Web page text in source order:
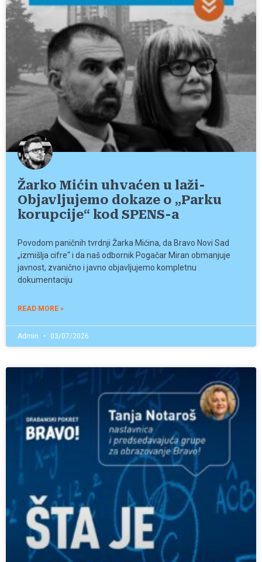
Žarko Mićin uhvaćen u laži-
Objavljujemo dokaze o „Parku
korupcije“ kod SPENS-a
Povodom paničnih tvrdnji Žarka Mićina, da Bravo Novi Sad
„izmišlja cifre“ i da naš odbornik Pogačar Miran obmanjuje
javnost, zvanično i javno objavljujemo kompletnu
dokumentaciju
READ MORE »
Admin 03/07/2026